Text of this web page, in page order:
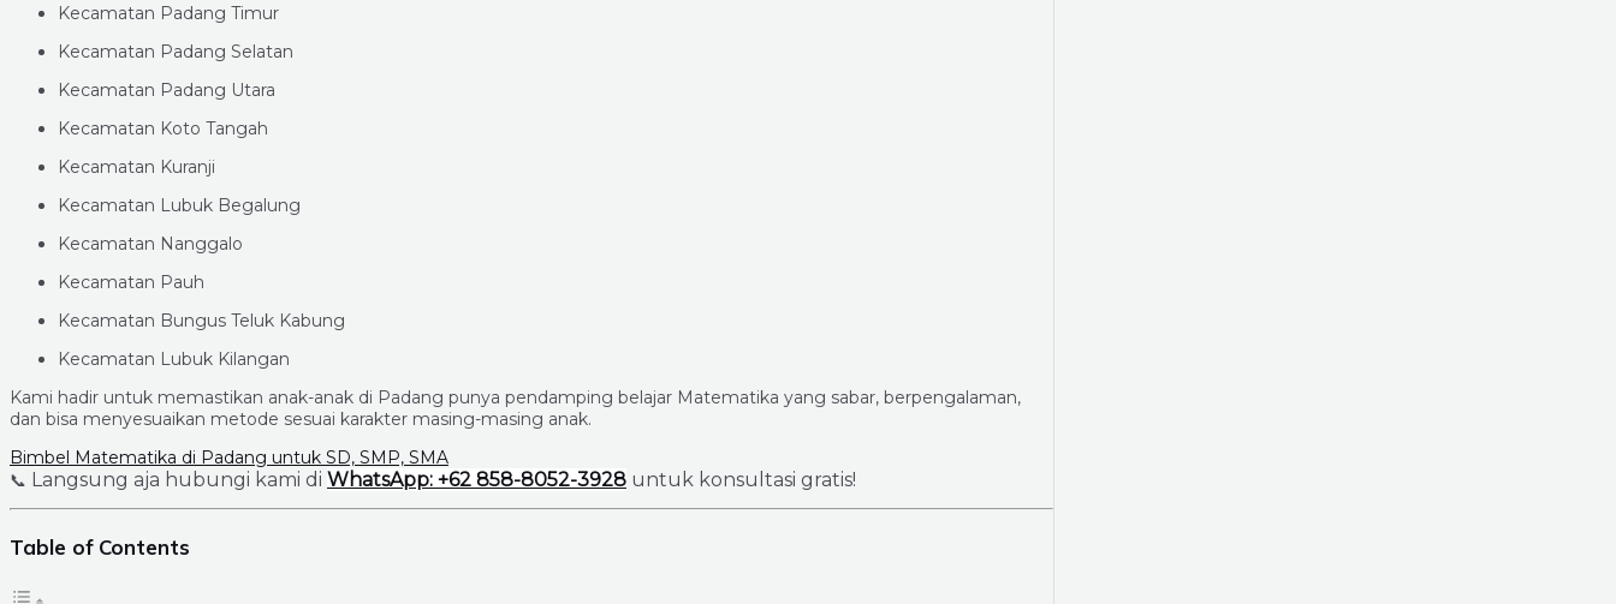
Kecamatan Padang Timur
Kecamatan Padang Selatan
Kecamatan Padang Utara
Kecamatan Koto Tangah
Kecamatan Kuranji
Kecamatan Lubuk Begalung
Kecamatan Nanggalo
Kecamatan Pauh
Kecamatan Bungus Teluk Kabung
Kecamatan Lubuk Kilangan
Kami hadir untuk memastikan anak-anak di Padang punya pendamping belajar Matematika yang sabar, berpengalaman,
dan bisa menyesuaikan metode sesuai karakter masing-masing anak.
Bimbel Matematika di Padang untuk SD, SMP, SMA
📞 Langsung aja hubungi kami di WhatsApp: +62 858-8052-3928 untuk konsultasi gratis!
Table of Contents